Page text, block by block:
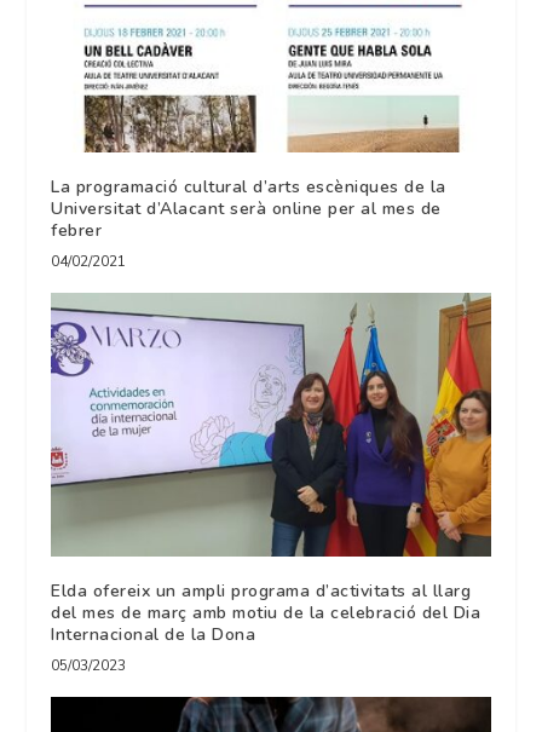
La programació cultural d’arts escèniques de la
Universitat d’Alacant serà online per al mes de
febrer
04/02/2021
Elda ofereix un ampli programa d’activitats al llarg
del mes de març amb motiu de la celebració del Dia
Internacional de la Dona
05/03/2023